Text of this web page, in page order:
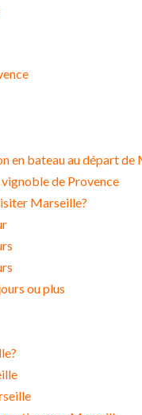
en bateau au départ de
vignoble de Provence
Marseille?
ou plus